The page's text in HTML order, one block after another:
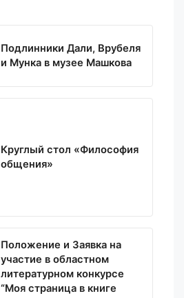
Подлинники Дали, Врубеля
и Мунка в музее Машкова
Круглый стол «Философия
общения»
Положение и Заявка на
участие в областном
литературном конкурсе
“Моя страница в книге